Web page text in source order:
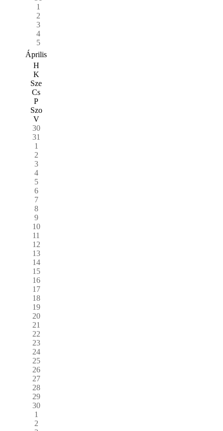
1
2
3
4
5
Április
H
K
Sze
Cs
P
Szo
V
30
31
1
2
3
4
5
6
7
8
9
10
11
12
13
14
15
16
17
18
19
20
21
22
23
24
25
26
27
28
29
30
1
2